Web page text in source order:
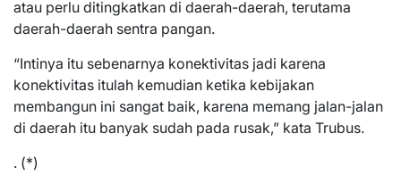
atau perlu ditingkatkan di daerah-daerah, terutama
daerah-daerah sentra pangan.
“Intinya itu sebenarnya konektivitas jadi karena
konektivitas itulah kemudian ketika kebijakan
membangun ini sangat baik, karena memang jalan-jalan
di daerah itu banyak sudah pada rusak,” kata Trubus.
. (*)